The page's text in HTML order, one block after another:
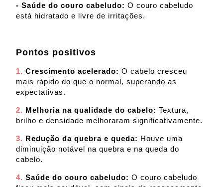
- Saúde do couro cabeludo: O couro cabeludo
está hidratado e livre de irritações.
Pontos positivos
1. Crescimento acelerado: O cabelo cresceu
mais rápido do que o normal, superando as
expectativas.
2. Melhoria na qualidade do cabelo: Textura,
brilho e densidade melhoraram significativamente.
3. Redução da quebra e queda: Houve uma
diminuição notável na quebra e na queda do
cabelo.
4. Saúde do couro cabeludo: O couro cabeludo